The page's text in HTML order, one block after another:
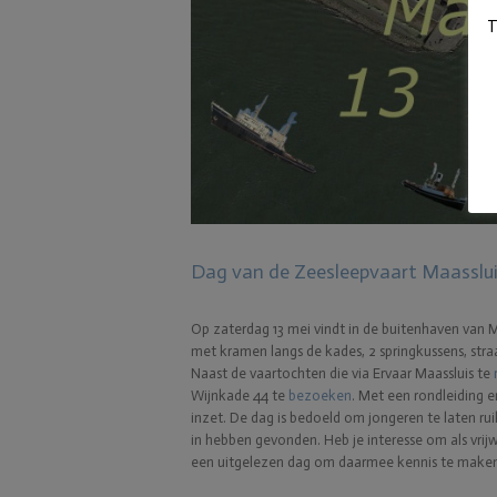
Dag van de Zeesleepvaart
Op zaterdag 13 mei vindt in de buitenhaven van
met kramen langs de kades, 2 springkussens,
Naast de vaartochten die via Ervaar Maassluis te
Wijnkade 44 te bezoeken. Met een rondleiding
inzet. De dag is bedoeld om jongeren te laten
in hebben gevonden. Heb je interesse om als
een uitgelezen dag om daarmee kennis te